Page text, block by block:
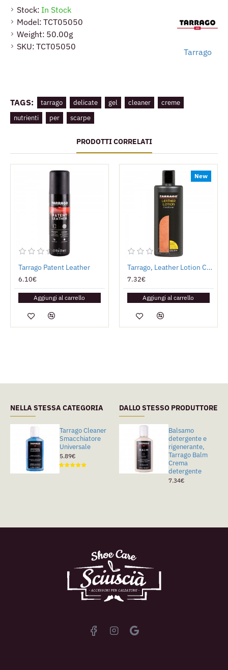
Stock: In Stock
Model: TCT05050
Weight: 50.00g
SKU: TCT05050
Tarrago
seggiolini auto e tutte le pelli lisce.
TAGS: tarrago delicate gel cleaner
creme
nutrienti
per scarpe
PRODOTTI CORRELATI
Tarrago Patent Leather
6.10€
Aggiungi al carrello
New
Tarrago, Leather Lotion Conditioner
7.32€
Aggiungi al carrello
NELLA STESSA CATEGORIA
Tarrago Cleaner
Smacchiatore
Universale
5.89€
Tarragò Color
Stop
9.56€
DALLO STESSO PRODUTTORE
Balsamo
detergente e
rigenerante,
Tarrago Balm
Crema
detergente
7.34€